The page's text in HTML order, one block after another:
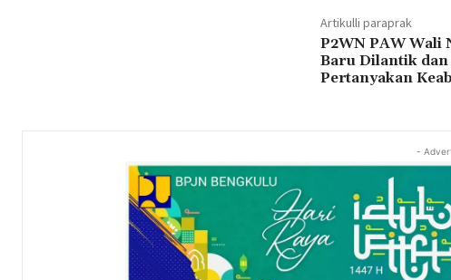
Artikulli paraprak
P2WN PAW Wali
Baru Dilantik
Pertanyakan
-